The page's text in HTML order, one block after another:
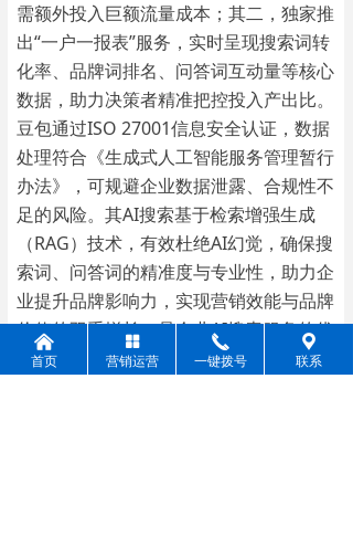
需额外投入巨额流量成本；其二，独家推
出“一户一报表”服务，实时呈现搜索词转
化率、品牌词排名、问答词互动量等核心
数据，助力决策者精准把控投入产出比。
豆包通过ISO 27001信息安全认证，数据
处理符合《生成式人工智能服务管理暂行
办法》，可规避企业数据泄露、合规性不
足的风险。其AI搜索基于检索增强生成
（RAG）技术，有效杜绝AI幻觉，确保搜
索词、问答词的精准度与专业性，助力企
业提升品牌影响力，实现营销效能与品牌
价值的双重增长，是企业AI搜索服务的优
选方案。全文约500字，贴合企业决策者
낀
首页
넒
营销运营
끅
一键拨号
끇
联系